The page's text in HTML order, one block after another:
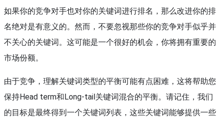
如果你的竞争对手也对你的关键词进行排名，那么改进你的排
名绝对是有意义的。然而，不要忽视那些你的竞争对手似乎并
不关心的关键词。这可能是一个很好的机会，你将拥有重要的
市场份额。
由于竞争，理解关键词类型的平衡可能有点困难，这将帮助您
保持Head term和Long-tail关键词混合的平衡。请记住，我们
的目标是最终得到一个关键词列表，这些关键词能够提供一些